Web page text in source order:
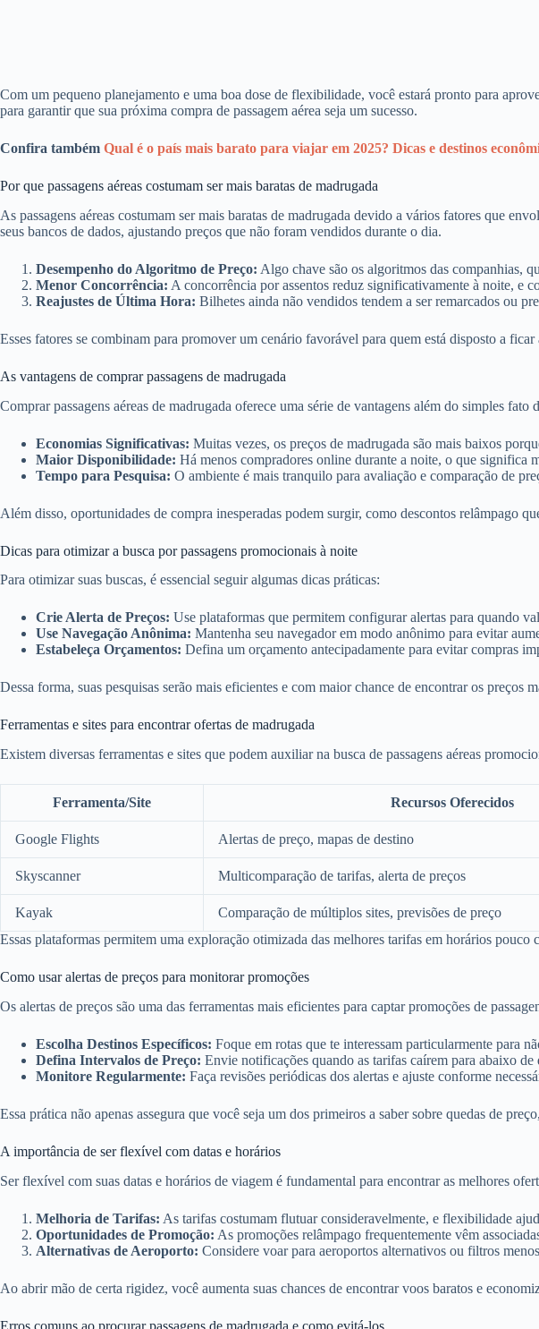
Com um pequeno planejamento e uma boa dose de flexibilidade, você estará pronto para
para garantir que sua próxima compra de passagem aérea seja um sucesso.
Confira também Qual é o país mais barato para viajar em 2025? Dicas e destinos
Por que passagens aéreas costumam ser mais baratas de madrugada
As passagens aéreas costumam ser mais baratas de madrugada devido a vários fatores que
seus bancos de dados, ajustando preços que não foram vendidos durante o dia.
Desempenho do Algoritmo de Preço: Algo chave são os algoritmos das companhias,
Menor Concorrência: A concorrência por assentos reduz significativamente à noite, e
Reajustes de Última Hora: Bilhetes ainda não vendidos tendem a ser remarcados ou
Esses fatores se combinam para promover um cenário favorável para quem está disposto a
As vantagens de comprar passagens de madrugada
Comprar passagens aéreas de madrugada oferece uma série de vantagens além do simples fato
Economias Significativas: Muitas vezes, os preços de madrugada são mais baixos
Maior Disponibilidade: Há menos compradores online durante a noite, o que significa
Tempo para Pesquisa: O ambiente é mais tranquilo para avaliação e comparação de
Além disso, oportunidades de compra inesperadas podem surgir, como descontos relâmpago
Dicas para otimizar a busca por passagens promocionais à noite
Para otimizar suas buscas, é essencial seguir algumas dicas práticas:
Crie Alerta de Preços: Use plataformas que permitem configurar alertas para quando
Use Navegação Anônima: Mantenha seu navegador em modo anônimo para evitar
Estabeleça Orçamentos: Defina um orçamento antecipadamente para evitar compras
Dessa forma, suas pesquisas serão mais eficientes e com maior chance de encontrar os preços
Ferramentas e sites para encontrar ofertas de madrugada
Existem diversas ferramentas e sites que podem auxiliar na busca de passagens aéreas
Ferramenta/Site Recursos Oferecidos
Google Flights Alertas de preço, mapas de destino
Skyscanner Multicomparação de tarifas, alerta de preços
Kayak Comparação de múltiplos sites, previsões de preço
Essas plataformas permitem uma exploração otimizada das melhores tarifas em horários pouco
Como usar alertas de preços para monitorar promoções
Os alertas de preços são uma das ferramentas mais eficientes para captar promoções de
Escolha Destinos Específicos: Foque em rotas que te interessam particularmente para
Defina Intervalos de Preço: Envie notificações quando as tarifas caírem para abaixo de
Monitore Regularmente: Faça revisões periódicas dos alertas e ajuste conforme
Essa prática não apenas assegura que você seja um dos primeiros a saber sobre quedas de
A importância de ser flexível com datas e horários
Ser flexível com suas datas e horários de viagem é fundamental para encontrar as melhores
Melhoria de Tarifas: As tarifas costumam flutuar consideravelmente, e flexibilidade
Oportunidades de Promoção: As promoções relâmpago frequentemente vêm
Alternativas de Aeroporto: Considere voar para aeroportos alternativos ou filtros
Ao abrir mão de certa rigidez, você aumenta suas chances de encontrar voos baratos e
Erros comuns ao procurar passagens de madrugada e como evitá-los